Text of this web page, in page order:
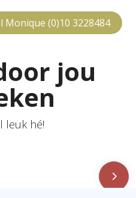
Monique (0)10 3228484
jou
leuk hé!